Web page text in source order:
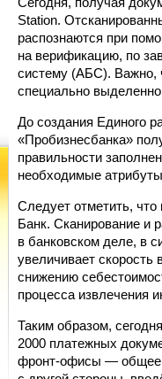
Station.
распознаются при
на верификацию, по
систему (АБС). Важно,
специально
До создания Единого
«Пробизнесбанка»
правильности
необходимые
Следует отметить,
Банк. Сканирование и
в банковском деле, в
увеличивает скорость
снижению
процесса извлечения
Таким образом,
2000 платежных
фронт-офисы — общее